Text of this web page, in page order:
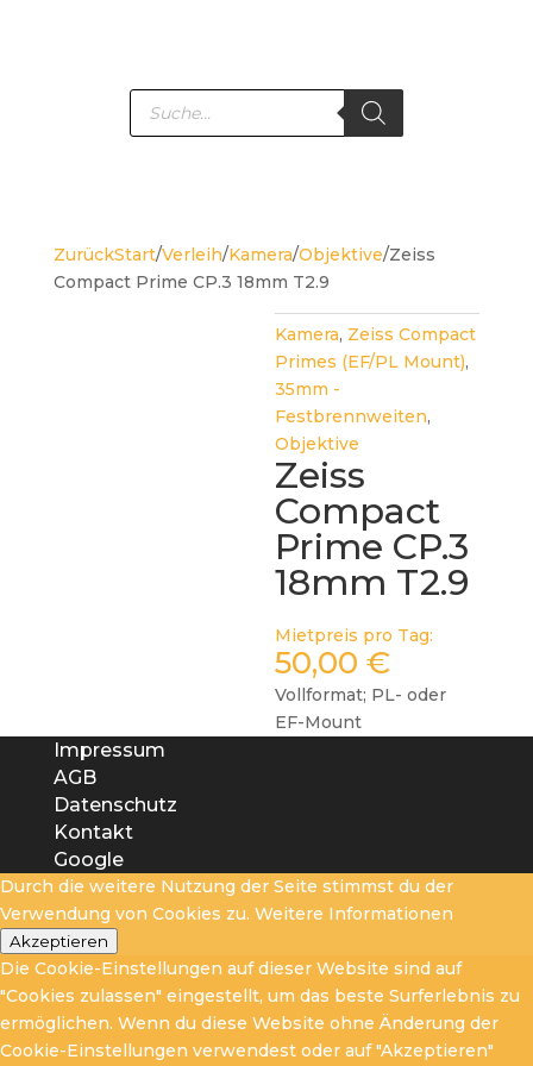
Products
search
ZurückStart/Verleih/Kamera/Objektive/Zeiss
Compact Prime CP.3 18mm T2.9
Kamera, Zeiss Compact
Primes (EF/PL Mount),
35mm -
Festbrennweiten,
Objektive
Zeiss
Compact
Prime CP.3
18mm T2.9
Mietpreis pro Tag:
50,00€
Vollformat; PL- oder
EF-Mount
Impressum
AGB
Datenschutz
Kontakt
Google
Durch die weitere Nutzung der Seite stimmst du der
Verwendung von Cookies zu. Weitere Informationen
Akzeptieren
Die Cookie-Einstellungen auf dieser Website sind auf
"Cookies zulassen" eingestellt, um das beste Surferlebnis zu
ermöglichen. Wenn du diese Website ohne Änderung der
Cookie-Einstellungen verwendest oder auf "Akzeptieren"